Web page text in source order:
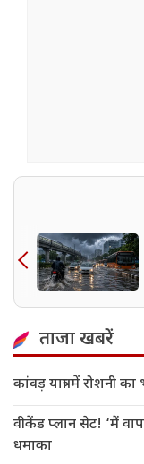
ताजा खबरें
कांवड़ यात्रा में रोशनी
वीकेंड प्लान सेट! ‘मैं
धमाका